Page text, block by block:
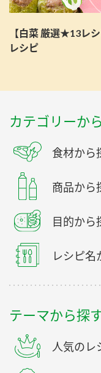
【白菜 厳選★13レ
レシピ
カテゴリーか
食材から
商品から
目的から
レシピ名
テーマから探
人気のレ